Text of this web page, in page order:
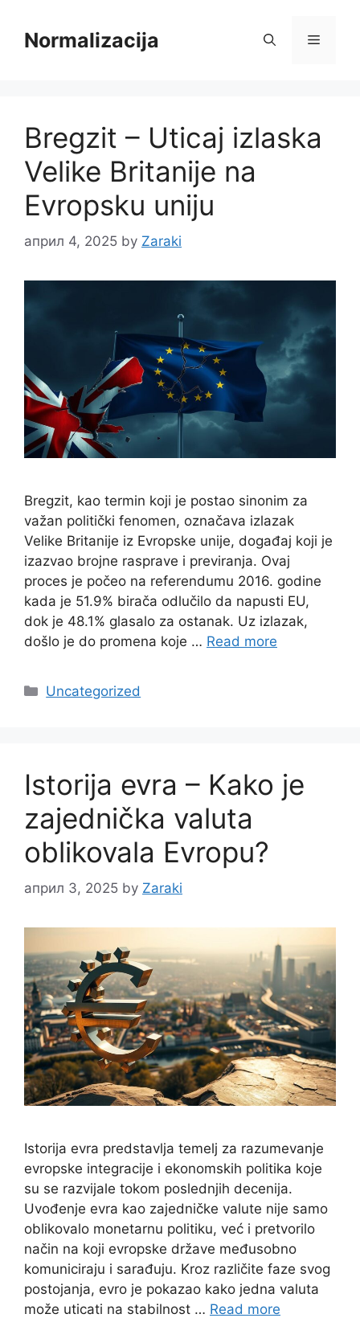
contentNormalizacija Menu
Bregzit – Uticaj izlaska
Velike Britanije na
Evropsku uniju
април 4, 2025 by Zaraki
Bregzit, kao termin koji je postao sinonim za
važan politički fenomen, označava izlazak
Velike Britanije iz Evropske unije, događaj koji je
izazvao brojne rasprave i previranja. Ovaj
proces je počeo na referendumu 2016. godine
kada je 51.9% birača odlučilo da napusti EU,
dok je 48.1% glasalo za ostanak. Uz izlazak,
došlo je do promena koje … Read more
Categories
Uncategorized
Istorija evra – Kako je
zajednička valuta
oblikovala Evropu?
април 3, 2025 by Zaraki
Istorija evra predstavlja temelj za razumevanje
evropske integracije i ekonomskih politika koje
su se razvijale tokom poslednjih decenija.
Uvođenje evra kao zajedničke valute nije samo
oblikovalo monetarnu politiku, već i pretvorilo
način na koji evropske države međusobno
komuniciraju i sarađuju. Kroz različite faze svog
postojanja, evro je pokazao kako jedna valuta
može uticati na stabilnost … Read more